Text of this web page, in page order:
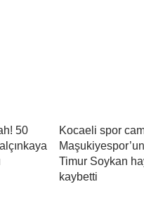
50
Kocaeli spor
Timur Soykan
kaybetti